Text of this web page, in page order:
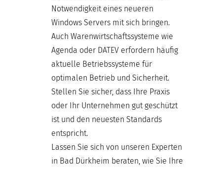
Notwendigkeit eines neueren
Windows Servers mit sich bringen.
Auch Warenwirtschaftssysteme wie
Agenda oder DATEV erfordern häufig
aktuelle Betriebssysteme für
optimalen Betrieb und Sicherheit.
Stellen Sie sicher, dass Ihre Praxis
oder Ihr Unternehmen gut geschützt
ist und den neuesten Standards
entspricht.
Lassen Sie sich von unseren Experten
in Bad Dürkheim beraten, wie Sie Ihre